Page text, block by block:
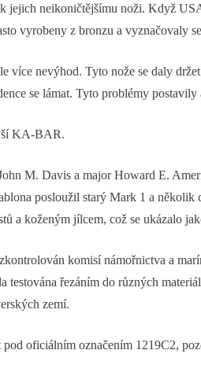
k jejich neikoničtějšímu noži. Když
vyrobeny z bronzu a vyznačovaly
více nevýhod. Tyto nože se daly
se lámat. Tyto problémy
KA-BAR.
M. Davis a major Howard E.
posloužil starý Mark 1 a
a koženým jílcem, což se ukázalo
komisí námořnictva a
testována řezáním do různých
zemí.
oficiálním označením 1219C2,